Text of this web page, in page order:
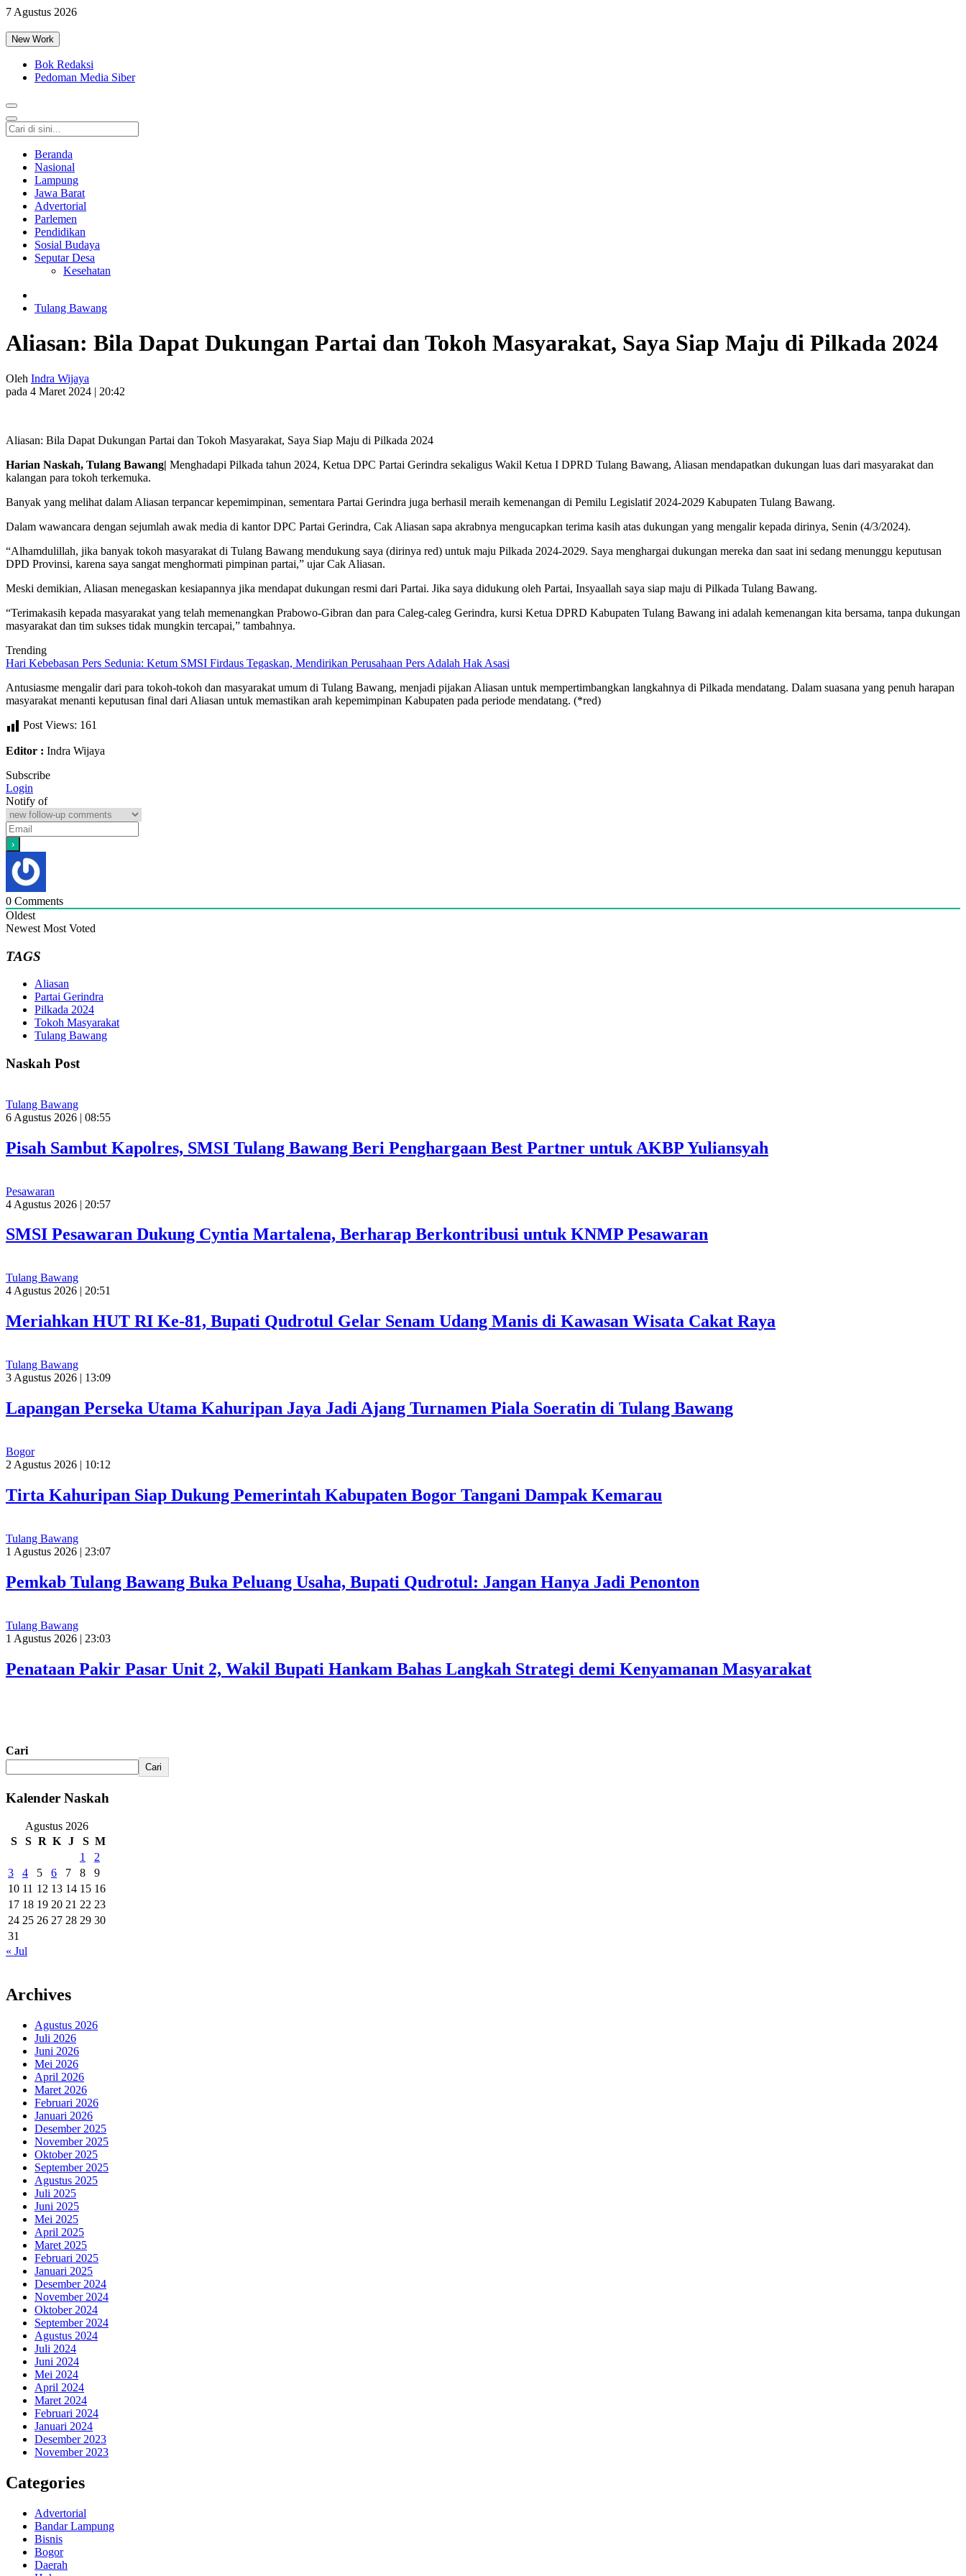
7 Agustus 2026
New Work
Bok Redaksi
Pedoman Media Siber
Beranda
Nasional
Lampung
Jawa Barat
Advertorial
Parlemen
Pendidikan
Sosial Budaya
Seputar Desa
Kesehatan
Tulang Bawang
Aliasan: Bila Dapat Dukungan Partai dan Tokoh Masyarakat, Saya Siap Maju di Pilkada 2024
Oleh Indra Wijaya
pada 4 Maret 2024 | 20:42
Aliasan: Bila Dapat Dukungan Partai dan Tokoh Masyarakat, Saya Siap Maju di Pilkada 2024
Harian Naskah, Tulang Bawang| Menghadapi Pilkada tahun 2024, Ketua DPC Partai Gerindra sekaligus Wakil Ketua I DPRD Tulang Bawang, Aliasan mendapatkan dukungan luas dari masyarakat dan
kalangan para tokoh terkemuka.
Banyak yang melihat dalam Aliasan terpancar kepemimpinan, sementara Partai Gerindra juga berhasil meraih kemenangan di Pemilu Legislatif 2024-2029 Kabupaten Tulang Bawang.
Dalam wawancara dengan sejumlah awak media di kantor DPC Partai Gerindra, Cak Aliasan sapa akrabnya mengucapkan terima kasih atas dukungan yang mengalir kepada dirinya, Senin (4/3/2024).
“Alhamdulillah, jika banyak tokoh masyarakat di Tulang Bawang mendukung saya (dirinya red) untuk maju Pilkada 2024-2029. Saya menghargai dukungan mereka dan saat ini sedang menunggu keputusan
DPD Provinsi, karena saya sangat menghormati pimpinan partai,” ujar Cak Aliasan.
Meski demikian, Aliasan menegaskan kesiapannya jika mendapat dukungan resmi dari Partai. Jika saya didukung oleh Partai, Insyaallah saya siap maju di Pilkada Tulang Bawang.
“Terimakasih kepada masyarakat yang telah memenangkan Prabowo-Gibran dan para Caleg-caleg Gerindra, kursi Ketua DPRD Kabupaten Tulang Bawang ini adalah kemenangan kita bersama, tanpa dukungan
masyarakat dan tim sukses tidak mungkin tercapai,” tambahnya.
Trending
Hari Kebebasan Pers Sedunia: Ketum SMSI Firdaus Tegaskan, Mendirikan Perusahaan Pers Adalah Hak Asasi
Antusiasme mengalir dari para tokoh-tokoh dan masyarakat umum di Tulang Bawang, menjadi pijakan Aliasan untuk mempertimbangkan langkahnya di Pilkada mendatang. Dalam suasana yang penuh harapan
masyarakat menanti keputusan final dari Aliasan untuk memastikan arah kepemimpinan Kabupaten pada periode mendatang. (*red)
Post Views: 161
Editor : Indra Wijaya
Subscribe
Login
Notify of
0 Comments
Oldest
Newest Most Voted
TAGS
Aliasan
Partai Gerindra
Pilkada 2024
Tokoh Masyarakat
Tulang Bawang
Naskah Post
Tulang Bawang
6 Agustus 2026 | 08:55
Pisah Sambut Kapolres, SMSI Tulang Bawang Beri Penghargaan Best Partner untuk AKBP Yuliansyah
Pesawaran
4 Agustus 2026 | 20:57
SMSI Pesawaran Dukung Cyntia Martalena, Berharap Berkontribusi untuk KNMP Pesawaran
Tulang Bawang
4 Agustus 2026 | 20:51
Meriahkan HUT RI Ke-81, Bupati Qudrotul Gelar Senam Udang Manis di Kawasan Wisata Cakat Raya
Tulang Bawang
3 Agustus 2026 | 13:09
Lapangan Perseka Utama Kahuripan Jaya Jadi Ajang Turnamen Piala Soeratin di Tulang Bawang
Bogor
2 Agustus 2026 | 10:12
Tirta Kahuripan Siap Dukung Pemerintah Kabupaten Bogor Tangani Dampak Kemarau
Tulang Bawang
1 Agustus 2026 | 23:07
Pemkab Tulang Bawang Buka Peluang Usaha, Bupati Qudrotul: Jangan Hanya Jadi Penonton
Tulang Bawang
1 Agustus 2026 | 23:03
Penataan Pakir Pasar Unit 2, Wakil Bupati Hankam Bahas Langkah Strategi demi Kenyamanan Masyarakat
Cari
Cari
Kalender Naskah
Agustus 2026
S
S R K J S M
1
2
3
4 5 6 7 8
9
10 11 12 13 14 15 16
17 18 19 20 21 22 23
24 25 26 27 28 29 30
31
« Jul
Archives
Agustus 2026
Juli 2026
Juni 2026
Mei 2026
April 2026
Maret 2026
Februari 2026
Januari 2026
Desember 2025
November 2025
Oktober 2025
September 2025
Agustus 2025
Juli 2025
Juni 2025
Mei 2025
April 2025
Maret 2025
Februari 2025
Januari 2025
Desember 2024
November 2024
Oktober 2024
September 2024
Agustus 2024
Juli 2024
Juni 2024
Mei 2024
April 2024
Maret 2024
Februari 2024
Januari 2024
Desember 2023
November 2023
Categories
Advertorial
Bandar Lampung
Bisnis
Bogor
Daerah